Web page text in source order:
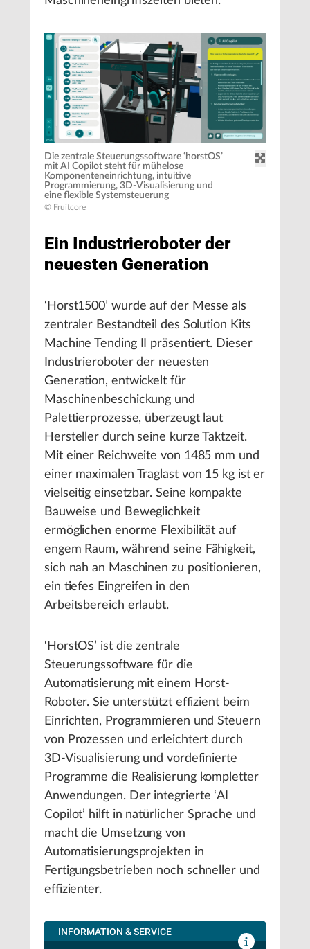
Die zentrale Steuerungssoftware ‘horstOS’
mit AI Copilot steht für mühelose
Komponenteneinrichtung, intuitive
Programmierung, 3D-Visualisierung und
eine flexible Systemsteuerung
© Fruitcore
Ein Industrieroboter der
neuesten Generation
‘Horst1500’ wurde auf der Messe als
zentraler Bestandteil des Solution Kits
Machine Tending II präsentiert. Dieser
Industrieroboter der neuesten
Generation, entwickelt für
Maschinenbeschickung und
Palettierprozesse, überzeugt laut
Hersteller durch seine kurze Taktzeit.
Mit einer Reichweite von 1485 mm und
einer maximalen Traglast von 15 kg ist er
vielseitig einsetzbar. Seine kompakte
Bauweise und Beweglichkeit
ermöglichen enorme Flexibilität auf
engem Raum, während seine Fähigkeit,
sich nah an Maschinen zu positionieren,
ein tiefes Eingreifen in den
Arbeitsbereich erlaubt.
‘HorstOS’ ist die zentrale
Steuerungssoftware für die
Automatisierung mit einem Horst-
Roboter. Sie unterstützt effizient beim
Einrichten, Programmieren und Steuern
von Prozessen und erleichtert durch
3D-Visualisierung und vordefinierte
Programme die Realisierung kompletter
Anwendungen. Der integrierte ‘AI
Copilot’ hilft in natürlicher Sprache und
macht die Umsetzung von
Automatisierungsprojekten in
Fertigungsbetrieben noch schneller und
effizienter.
INFORMATION & SERVICE